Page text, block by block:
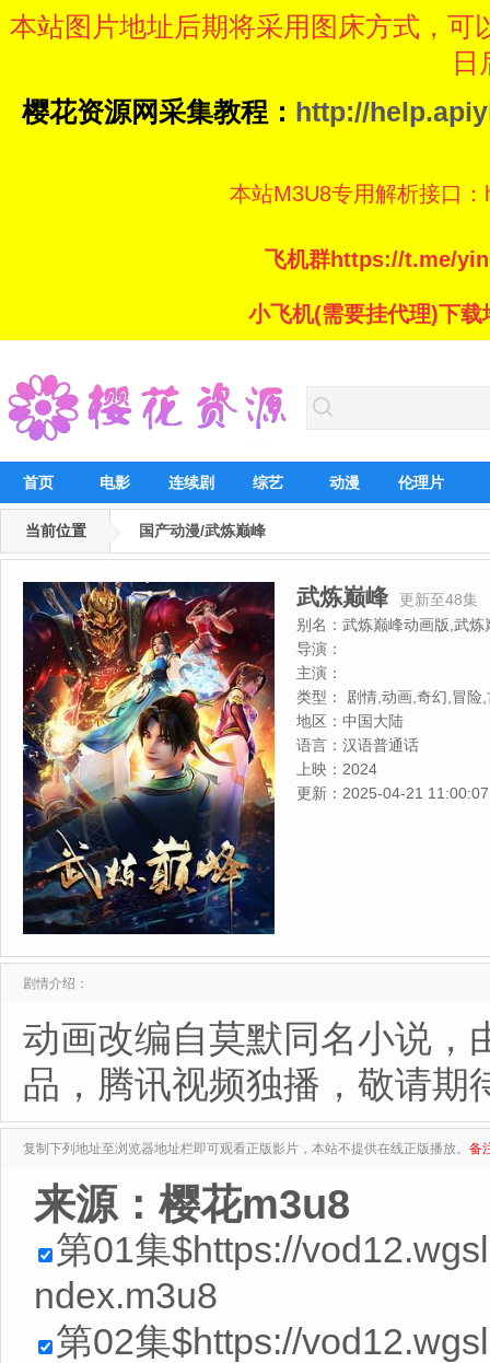
本站图片地址后期将采用图床方式，
日
樱花资源网采集教程： http://
本站M3U8专用解析接口
飞机群https://t.me/
小飞机(需要挂代理)下
首页 电影 连续剧 综艺 动漫 伦理片
当前位置 国产动漫/武炼巅峰
武炼巅峰
更新至48集
别名： 武炼巅峰动画版,武炼
导演：
主演：
类型：
剧情,动画,奇幻,冒险
地区： 中国大陆
语言： 汉语普通话
上映： 2024
更新： 2025-04-21 11:00:07
剧情介绍：
动画改编自莫默同名小说，
品，腾讯视频独播，敬请期
复制下列地址至浏览器地址栏即可观看正版影片，本站不提供在线正版播放。 备
来源：樱花m3u8
第01集$https://
ndex.m3u8
第02集$https://